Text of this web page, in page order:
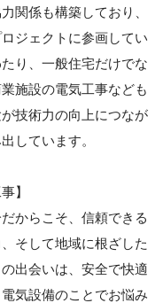
関係も構築しており、
ジェクトに参画してい
り、一般住宅だけでな
施設の電気工事なども
技術力の向上につなが
しています。
】
からこそ、信頼できる
そして地域に根ざした
出会いは、安全で快適
気設備のことでお悩み